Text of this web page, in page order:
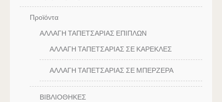
Προϊόντα
ΑΛΛΑΓΗ ΤΑΠΕΤΣΑΡΙΑΣ ΕΠΙΠΛΩΝ
ΑΛΛΑΓΗ ΤΑΠΕΤΣΑΡΙΑΣ ΣΕ ΚΑΡΕΚΛΕΣ
ΑΛΛΑΓΗ ΤΑΠΕΤΣΑΡΙΑΣ ΣΕ ΜΠΕΡΖΕΡΑ
ΒΙΒΛΙΟΘΗΚΕΣ